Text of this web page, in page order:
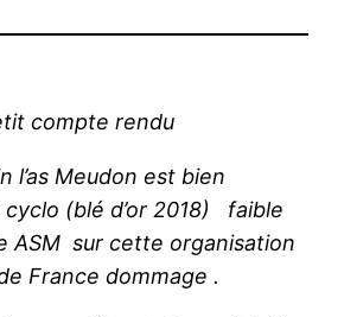
compte rendu
l’as Meudon est bien
(blé d’or 2018) faible
ASM sur cette organisation
France dommage .